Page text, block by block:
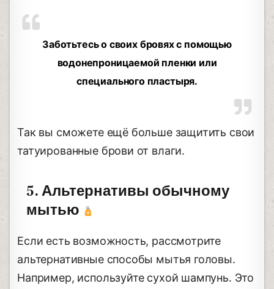
Заботьтесь о своих бровях с помощью
водонепроницаемой пленки или
специального пластыря.
Так вы сможете ещё больше защитить свои
татуированные брови от влаги.
5. Альтернативы обычному
мытью
Если есть возможность, рассмотрите
альтернативные способы мытья головы.
Например, используйте сухой шампунь. Это